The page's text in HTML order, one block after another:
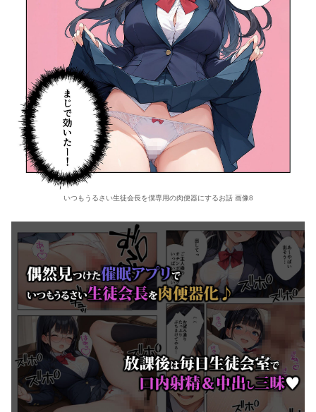
いつもうるさい生徒会長を僕専用の肉便器にするお話 画像8